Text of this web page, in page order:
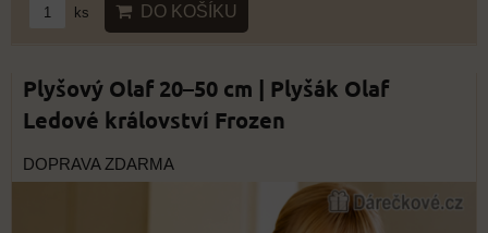
ks DO KOŠÍKU
Plyšový Olaf 20–50 cm | Plyšák Olaf
Ledové království Frozen
DOPRAVA ZDARMA